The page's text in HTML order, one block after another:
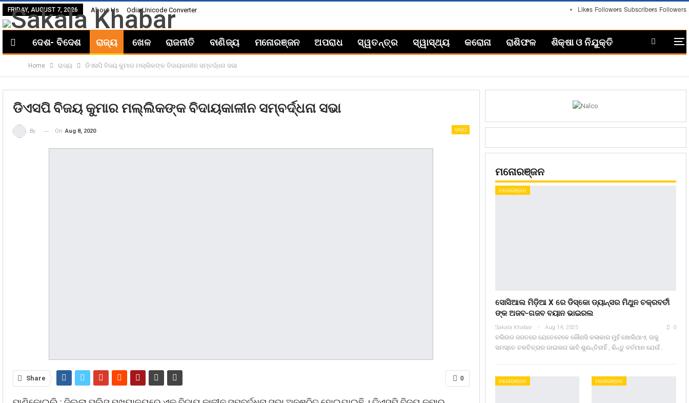
Likes Followers Subscribers Followers
FRIDAY, AUGUST 7, 2026 About Us Odia Unicode Converter
ଦେଶ- ବିଦେଶ ରାଜ୍ୟ ଖେଳ ରାଜନୀତି ବାଣିଜ୍ୟ ମନୋରଞ୍ଜନ ଅପରାଧ ସ୍ୱତନ୍ତ୍ର ସ୍ୱାସ୍ଥ୍ୟ କରୋନା ରାଶିଫଳ ଶିକ୍ଷା ଓ ନିଯୁକ୍ତି
Home ରାଜ୍ୟ ଡିଏସପି ବିଜୟ କୁମାର ମଲ୍ଲିକଙ୍କ ବିଦାୟକାଳୀନ ସମ୍ବର୍ଦ୍ଧନା ସଭା
ଡିଏସପି ବିଜୟ କୁମାର ମଲ୍ଲିକଙ୍କ ବିଦାୟକାଳୀନ ସମ୍ବର୍ଦ୍ଧନା ସଭା
ରାଜ୍ୟ
By On Aug 8, 2020
0
Share
ମନୋରଞ୍ଜନ
ମନୋରଞ୍ଜନ
ସୋସିଆଲ ମିଡ଼ିଆ X ରେ ଡିସ୍କୋ ଡ୍ୟାନ୍ସର ମିଥୁନ ଚକ୍ରବର୍ତୀ
ଙ୍କ ଅଜବ-ଗଜବ ବୟାନ ଭାଇରଲ
Sakala Khabar Aug 14, 2025 0
ବଲିଉଡ ଜଗତରେ ଯେତେବେଳେ କୌଣସି କଳାକାର ମୁହଁ ଖୋଲିଥାଏ, ତାକୁ
ସମସ୍ତେ ଚଳଚିତ୍ରର ଡାଇଲଗ ଭାବି ଶୁଣନ୍ତିନାହିଁ , କିନ୍ତୁ ବର୍ତମାନ ଯେଉଁ…
ମନୋରଞ୍ଜନ ମନୋରଞ୍ଜନ